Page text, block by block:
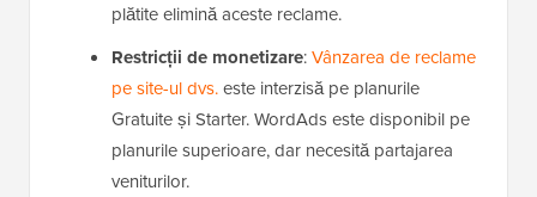
plătite elimină aceste reclame.
Restricții de monetizare:Vânzarea de reclame
pe site-ul dvs.este interzisă pe planurile
Gratuite și Starter. WordAds este disponibil pe
planurile superioare, dar necesită partajarea
veniturilor.